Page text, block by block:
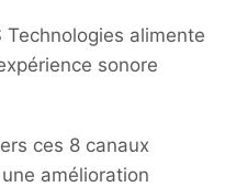
Technologies alimente
sonore
ces 8 canaux
amélioration